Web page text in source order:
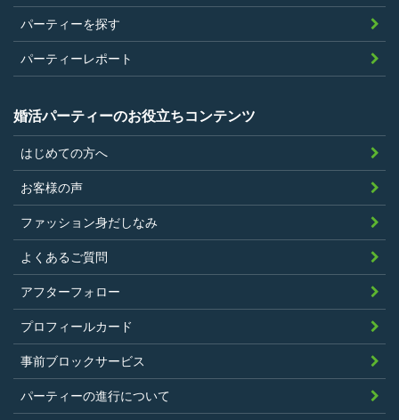
されている年齢条件にあてはまっている
こと。
参加条件があり証明書が必要なパーティ
ーは、その条件にあてはまっており且つ
弊社が希望する証明書を持参できるこ
過去に、当社運営サービスにおいて、不
正行為、ストーカー行為、クレジットカ
ードの不正利用その他問題のある行為を
したことがないこと
暴力団等の反社会的勢力の関係者でな
く、また、法令違反あるいは公序良俗違
反行為等反社会的活動を行ったことがな
いこと
当社の独自の裁量によりLinkStoreの運営
上問題があると判断されたことがないこ
と
パーティーを探す
パーティーレポート
婚活パーティーのお役立ちコンテンツ
はじめての方へ
お客様の声
ファッション身だしなみ
よくあるご質問
アフターフォロー
プロフィールカード
事前ブロックサービス
パーティーの進行について